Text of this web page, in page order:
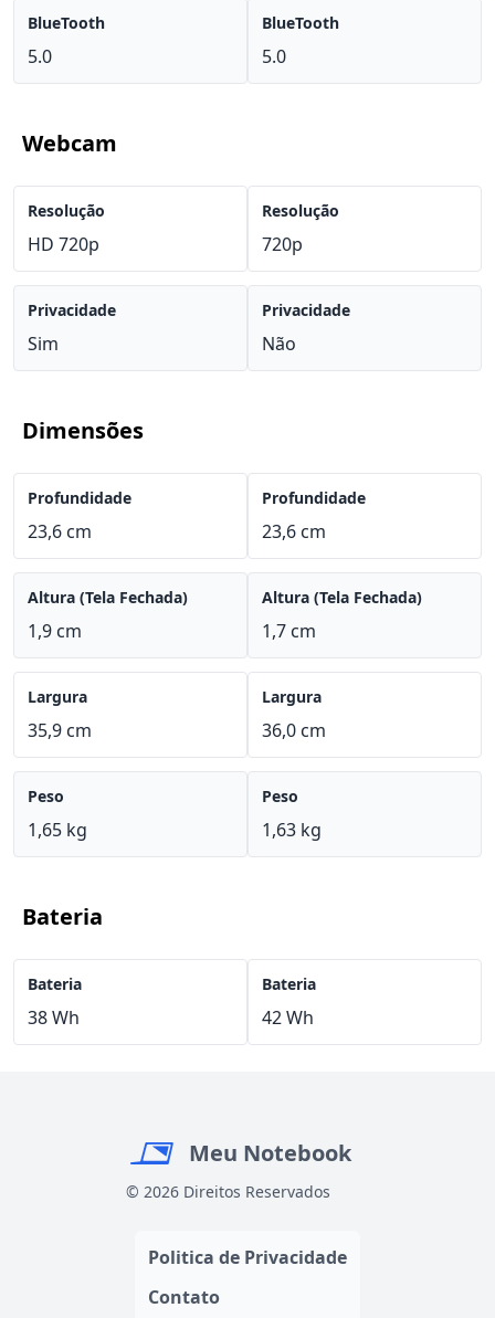
BlueTooth
5.0
BlueTooth
5.0
Webcam
Resolução
HD 720p
Privacidade
Sim
Resolução
720p
Privacidade
Não
Dimensões
Profundidade
23,6 cm
Altura (Tela Fechada)
1,9 cm
Largura
35,9 cm
Peso
1,65 kg
Profundidade
23,6 cm
Altura (Tela Fechada)
1,7 cm
Largura
36,0 cm
Peso
1,63 kg
Bateria
Bateria
38 Wh
Bateria
42 Wh
Meu Notebook
© 2026 Direitos Reservados
Politica de Privacidade
Contato